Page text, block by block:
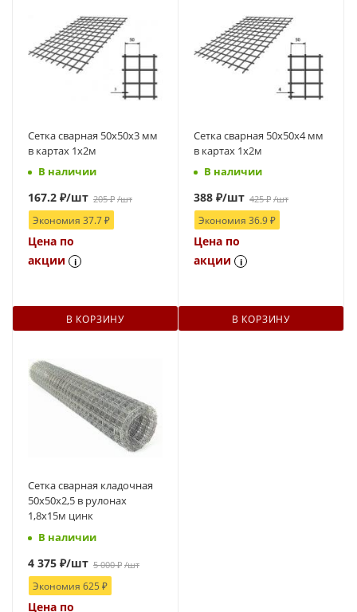
Сетка сварная 50х50х3 мм
в картах 1х2м
В наличии
205₽ /шт
167.2 ₽/шт
Экономия 37.7₽
Цена по
акции
i
В КОРЗИНУ
Сетка сварная 50х50х4 мм
в картах 1х2м
В наличии
425₽ /шт
388 ₽/шт
Экономия 36.9₽
Цена по
акции
i
В КОРЗИНУ
Сетка сварная кладочная
50x50х2,5 в рулонах
1,8х15м цинк
В наличии
5 000₽ /шт
4 375 ₽/шт
Экономия 625 ₽
Цена по